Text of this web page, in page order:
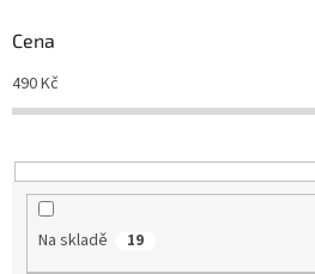
d
k
t
Cena
490Kč
Na skladě 19